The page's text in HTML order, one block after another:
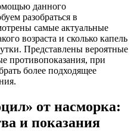
данного
разобраться в
самые актуальные
возраста и сколько капель
Представлены вероятные
противопоказания, при
более подходящее
от насморка:
и показания